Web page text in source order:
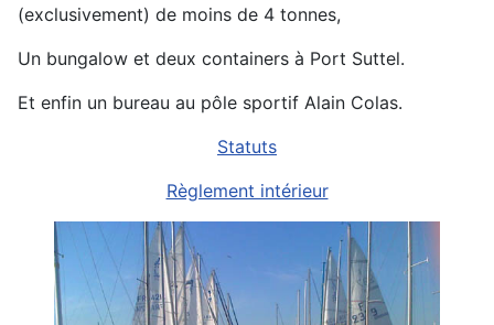
(exclusivement) de moins de 4 tonnes,
Un bungalow et deux containers à Port Suttel.
Et enfin un bureau au pôle sportif Alain Colas.
Statuts
Règlement intérieur